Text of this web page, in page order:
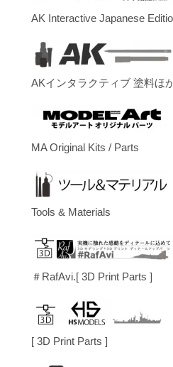
AK Interactive Japanese
AKインタラクティブ 塗料ほ
MA Original Kits / Parts
Tools & Materials
＃RafAvi.[ 3D Print Parts ]
[ 3D Print Parts ]